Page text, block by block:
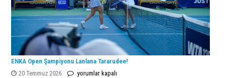
ENKA Open Şampiyonu Lanlana Tararudee!
20 Temmuz 2026
ENKA
yorumlar kapalı